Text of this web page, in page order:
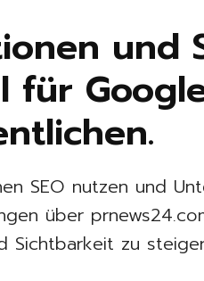
und
für
SEO nutzen und
über
Sichtbarkeit zu